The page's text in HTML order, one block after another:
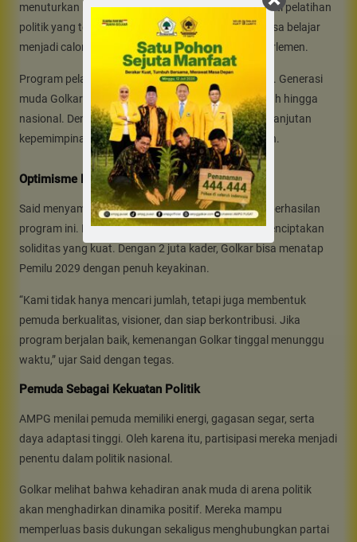
menuturkan bahwa setiap kader baru akan mengikuti pelatihan
politik yang terarah. Melalui program itu, pemuda bisa belajar
menjadi calon legislatif serta penggerak suara di parlemen.
Program pelatihan juga membuka ruang regenerasi. Generasi
muda Golkar akan tumbuh sebagai pemimpin daerah hingga
nasional. Dengan cara ini, partai memastikan keberlanjutan
kepemimpinan dan menjaga tradisi karya kekaryaan.
Optimisme Menyongsong Pemilu
Said menyampaikan optimisme penuh terhadap keberhasilan
program ini. Ia menilai konsolidasi kader mampu menciptakan
soliditas yang kuat. Dengan 2 juta kader, Golkar bisa menatap
Pemilu 2029 dengan penuh keyakinan.
“Kami tidak hanya mencari jumlah, tetapi juga membentuk
pemuda berkualitas, visioner, dan siap berkontribusi. Jika
program berjalan baik, kemenangan Golkar tinggal menunggu
waktu,” ujar Said dengan tegas.
Pemuda Sebagai Kekuatan Politik
AMPG menilai pemuda memiliki energi, gagasan segar, serta
daya adaptasi tinggi. Oleh karena itu, partisipasi mereka menjadi
penentu dalam politik nasional.
Golkar melihat bahwa kehadiran anak muda di arena politik
akan menghadirkan dinamika positif. Mereka mampu
memperluas basis dukungan sekaligus menghubungkan partai